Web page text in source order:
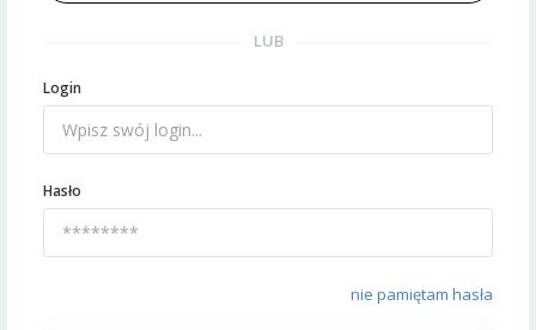
LUB
Login
Hasło
nie pamiętam hasła